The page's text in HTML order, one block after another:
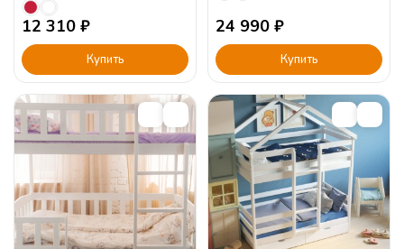
12 310 ₽
Купить
24 990 ₽
Купить